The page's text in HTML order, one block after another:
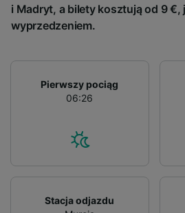
i Madryt, a bilety kosztują od 9 €,
wyprzedzeniem.
Pierwszy pociąg
06:26
Stacja odjazdu